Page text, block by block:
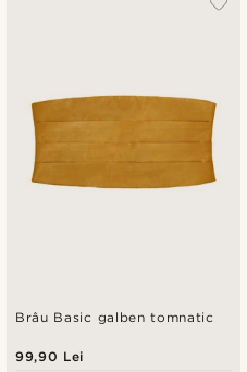
Brâu Basic galben tomnatic
99,90 Lei